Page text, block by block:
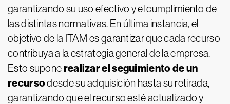
garantizando su uso efectivo y el cumplimiento de
las distintas normativas. En última instancia, el
objetivo de la ITAM es garantizar que cada recurso
contribuya a la estrategia general de la empresa.
Esto suponerealizar el seguimiento de un
recursodesde su adquisición hasta su retirada,
garantizando que el recurso esté actualizado y